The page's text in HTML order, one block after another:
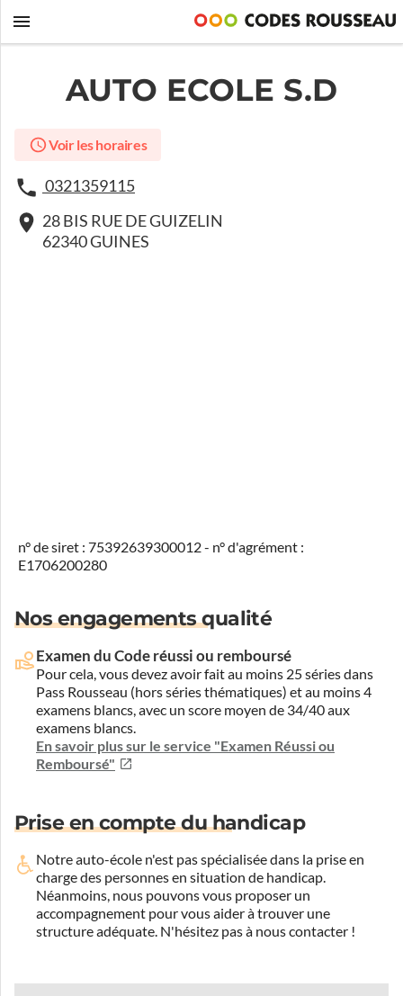
AUTO ECOLE S.D
Voir les horaires
0321359115
28 BIS RUE DE GUIZELIN
62340 GUINES
n° de siret : 75392639300012 - n° d'agrément :
E1706200280
Nos engagements qualité
Examen du Code réussi ou remboursé
Pour cela, vous devez avoir fait au moins 25 séries dans
Pass Rousseau (hors séries thématiques) et au moins 4
examens blancs, avec un score moyen de 34/40 aux
examens blancs.
En savoir plus sur le service "Examen Réussi ou
Remboursé"
Prise en compte du handicap
Notre auto-école n'est pas spécialisée dans la prise en
charge des personnes en situation de handicap.
Néanmoins, nous pouvons vous proposer un
accompagnement pour vous aider à trouver une
structure adéquate. N'hésitez pas à nous contacter !